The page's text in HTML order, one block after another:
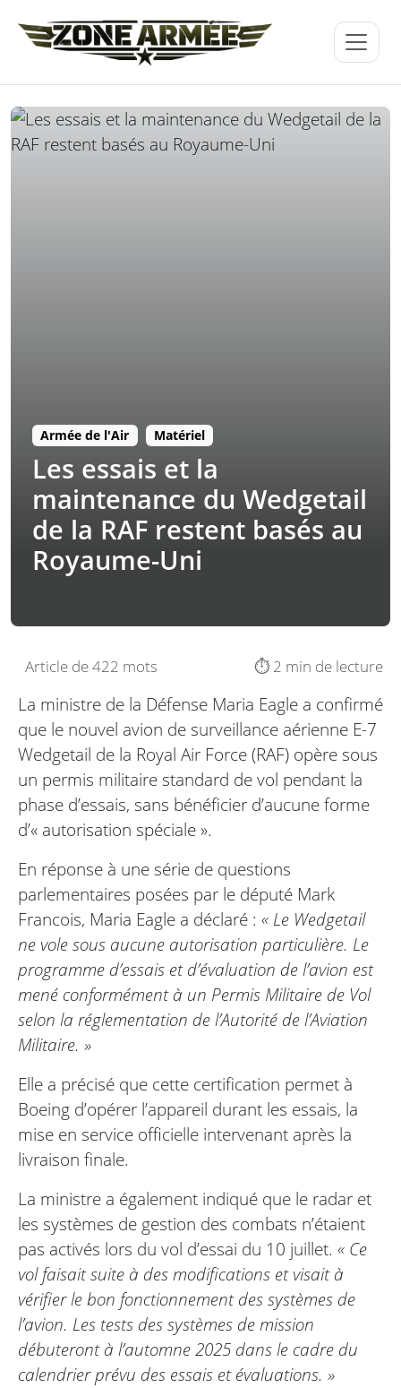
Armée de l'Air Matériel
Les essais et la
maintenance du Wedgetail
de la RAF restent basés au
Royaume-Uni
Article de 422 mots ⏱️ 2 min de lecture
La ministre de la Défense Maria Eagle a confirmé
que le nouvel avion de surveillance aérienne E-7
Wedgetail de la Royal Air Force (RAF) opère sous
un permis militaire standard de vol pendant la
phase d’essais, sans bénéficier d’aucune forme
d’« autorisation spéciale ».
En réponse à une série de questions
parlementaires posées par le député Mark
Francois, Maria Eagle a déclaré : « Le Wedgetail
ne vole sous aucune autorisation particulière. Le
programme d’essais et d’évaluation de l’avion est
mené conformément à un Permis Militaire de Vol
selon la réglementation de l’Autorité de l’Aviation
Militaire. »
Elle a précisé que cette certification permet à
Boeing d’opérer l’appareil durant les essais, la
mise en service officielle intervenant après la
livraison finale.
La ministre a également indiqué que le radar et
les systèmes de gestion des combats n’étaient
pas activés lors du vol d’essai du 10 juillet. « Ce
vol faisait suite à des modifications et visait à
vérifier le bon fonctionnement des systèmes de
l’avion. Les tests des systèmes de mission
débuteront à l’automne 2025 dans le cadre du
calendrier prévu des essais et évaluations. »